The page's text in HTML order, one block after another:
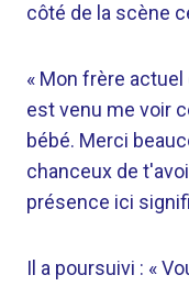
côté de la scène
« Mon frère
est venu me voir
bébé. Merci
chanceux de
présence ici
Il a poursuivi : «